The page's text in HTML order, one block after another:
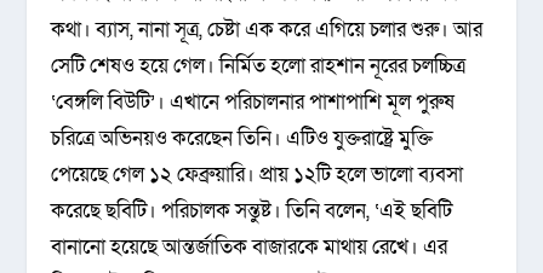
কথা। ব্যাস, নানা সূত্র, চেষ্টা এক করে এগিয়ে চলার শুরু। আর
সেটি শেষও হয়ে গেল। নির্মিত হলো রাহশান নূরের চলচ্চিত্র
‘বেঙ্গলি বিউটি’। এখানে পরিচালনার পাশাপাশি মূল পুরুষ
চরিত্রে অভিনয়ও করেছেন তিনি। এটিও যুক্তরাষ্ট্রে মুক্তি
পেয়েছে গেল ১২ ফেব্রুয়ারি। প্রায় ১২টি হলে ভালো ব্যবসা
করেছে ছবিটি। পরিচালক সন্তুষ্ট। তিনি বলেন, ‘এই ছবিটি
বানানো হয়েছে আন্তর্জাতিক বাজারকে মাথায় রেখে। এর